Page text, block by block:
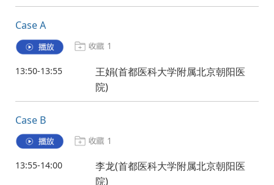
Case A
1
13:50-13:55
王娟(首都医科大学附属北京朝阳医
院)
Case B
1
13:55-14:00
李龙(首都医科大学附属北京朝阳医
院)